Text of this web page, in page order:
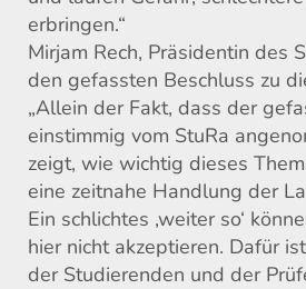
erbringen.“
Mirjam Rech, Präsidentin des
den gefassten Beschluss zu
„Allein der Fakt, dass der
einstimmig vom StuRa
zeigt, wie wichtig dieses
eine zeitnahe Handlung der
Ein schlichtes ‚weiter so‘
hier nicht akzeptieren. Dafür
der Studierenden und der